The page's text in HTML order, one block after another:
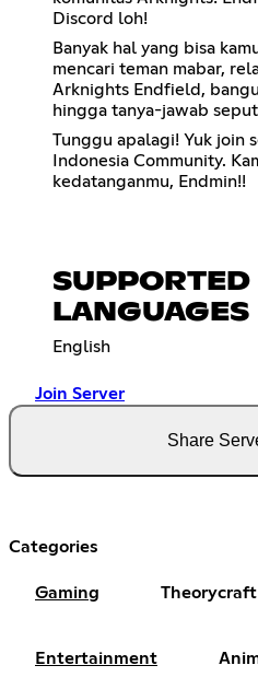
Discord loh!
Banyak hal yang bisa
mencari teman mabar,
Arknights Endfield,
hingga tanya-jawab
Tunggu apalagi! Yuk join
Indonesia Community.
kedatanganmu, Endmin!!
SUPPORTED
LANGUAGES
English
Join Server
Share
Categories
Gaming Theorycraft
Entertainment